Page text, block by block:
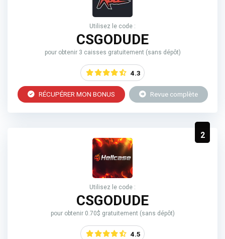
Utilisez le code :
CSGODUDE
pour obtenir 3 caisses gratuitement (sans dépôt)
4.3
RÉCUPÉRER MON BONUS Revue complète
2
Utilisez le code :
CSGODUDE
pour obtenir 0.70$ gratuitement (sans dépôt)
4.5